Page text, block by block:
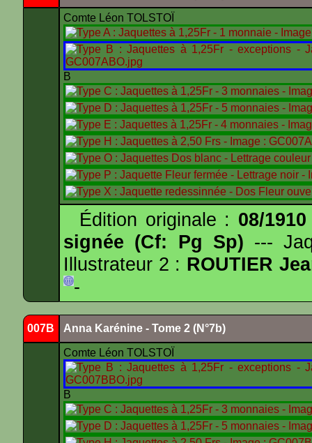
Comte Léon TOLSTOÏ
B
Édition originale : 08/1910
signée (Cf: Pg Sp) ---
Illustrateur 2 : ROUTIER
-
007B Anna Karénine - Tome 2 (N°7b)
Comte Léon TOLSTOÏ
B